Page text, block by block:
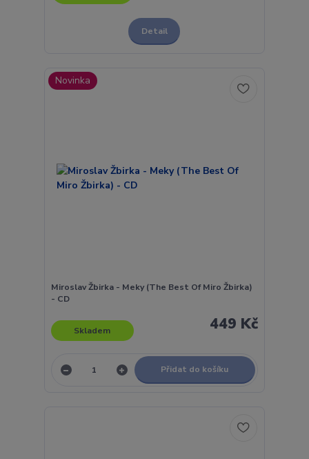
Detail
Novinka
Miroslav Žbirka - Meky (The Best Of Miro Žbirka)
- CD
449 Kč
Skladem
Přidat do košíku